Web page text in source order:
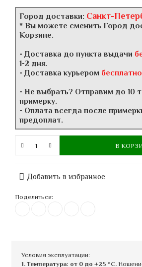
Город доставки: Санкт-
* Вы можете сменить Город
Корзине.
- Доставка до пункта выдачи
1-2 дня.
- Доставка курьером бесплатно
- Не выбрать? Отправим до 10
примерку.
- Оплата всегда после
предоплат.
В
Добавить в избранное
Поделиться:
Условия эксплуатации:
1. Температура: от 0 до +25 °C.